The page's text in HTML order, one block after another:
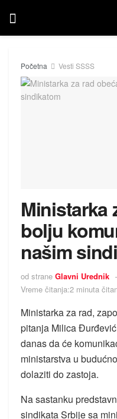
Početna Vesti SSSS
Ministarka
bolju
našim
od strane Glavni Urednik
Vreme čitanja:2 minuta
Ministarka za rad,
pitanja Milica
danas da će
ministarstva u
dolaziti do zastoja.
Na sastanku
sindikata Srbije sa